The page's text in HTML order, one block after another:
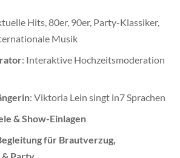
Hits, 80er, 90er, Party-Klassiker,
Musik
: Interaktive Hochzeitsmoderation
: Viktoria Lein singt in7 Sprachen
& Show-Einlagen
für Brautverzug,